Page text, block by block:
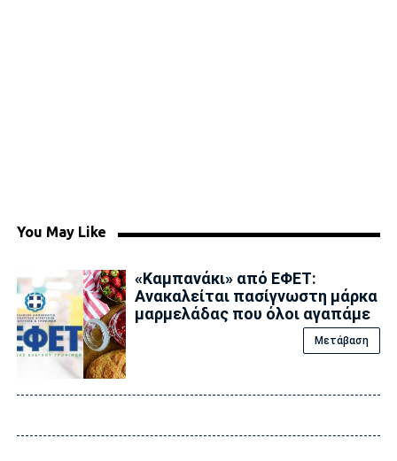
You May Like
«Καμπανάκι» από ΕΦΕΤ:
Ανακαλείται πασίγνωστη μάρκα
μαρμελάδας που όλοι αγαπάμε
Μετάβαση